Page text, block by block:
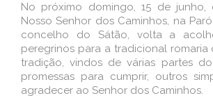
No próximo domingo, 15 de junho,
Nosso Senhor dos Caminhos, na
concelho do Sátão, volta a
peregrinos para a tradicional romaria
tradição, vindos de várias partes
promessas para cumprir, outros
agradecer ao Senhor dos Caminhos.